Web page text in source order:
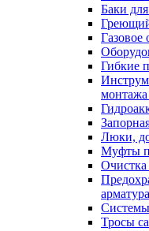
Баки
Газовое
Гибкие
Люки,
Муфты
арматура
Тросы